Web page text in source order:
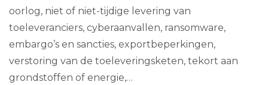
oorlog, niet of niet-tijdige levering van
toeleveranciers, cyberaanvallen, ransomware,
embargo’s en sancties, exportbeperkingen,
verstoring van de toeleveringsketen, tekort aan
grondstoffen of energie,…